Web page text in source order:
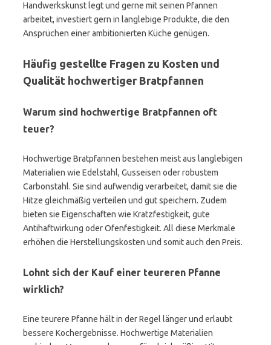
Handwerkskunst legt und gerne mit seinen Pfannen
arbeitet, investiert gern in langlebige Produkte, die den
Ansprüchen einer ambitionierten Küche genügen.
Häufig gestellte Fragen zu Kosten und
Qualität hochwertiger Bratpfannen
Warum sind hochwertige Bratpfannen oft
teuer?
Hochwertige Bratpfannen bestehen meist aus langlebigen
Materialien wie Edelstahl, Gusseisen oder robustem
Carbonstahl. Sie sind aufwendig verarbeitet, damit sie die
Hitze gleichmäßig verteilen und gut speichern. Zudem
bieten sie Eigenschaften wie Kratzfestigkeit, gute
Antihaftwirkung oder Ofenfestigkeit. All diese Merkmale
erhöhen die Herstellungs­kosten und somit auch den Preis.
Lohnt sich der Kauf einer teureren Pfanne
wirklich?
Eine teurere Pfanne hält in der Regel länger und erlaubt
bessere Kochergebnisse. Hochwertige Materialien